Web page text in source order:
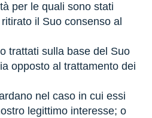
per le quali sono stati
il Suo consenso al
trattati sulla base del Suo
opposto al trattamento dei
nel caso in cui essi
legittimo interesse; o